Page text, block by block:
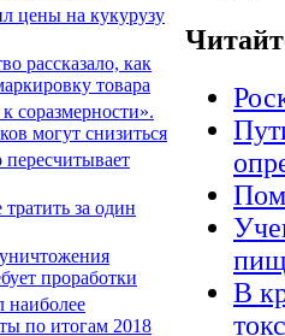
цены на кукурузу
рассказало, как
товара
соразмерности».
могут снизиться
за один
проработки
наиболее
по итогам 2018
В